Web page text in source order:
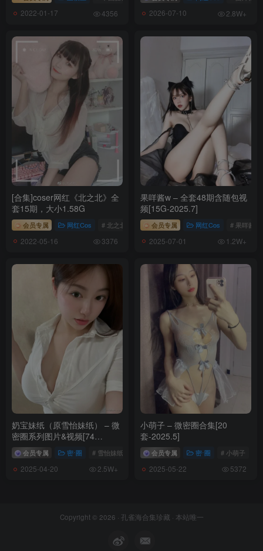
Natsuko夏夏子 – NO.070 一之濑明日奈女仆同人 [70P5V-465MB]
[1.28]
Natsuko夏夏子 – NO.070 蔚蓝档案 一之濑明日奈女仆同人[70P-
[1.25]
Natsuko夏夏子 – NO.069 小春日和[51P-1V-760.9M]
[1.23]
Natsuko夏夏子 – NO.068 白天蛾[61P-494.4M]
[1.22]
Natsuko夏夏子 – NO.066 女神异闻录 高卷杏[50P-351M]
[1.18]
Natsuko夏夏子 – NO.067 黑蝴蝶[62P-1V-751.5M]
Natsuko夏夏子 – NO.065 紫罗兰[43P-5V-409.7M]
[1.16]
Natsuko夏夏子 – NO.064 FGO 源赖光 僵尸同人[51P-409.7M]
Natsuko夏夏子 – NO.063 缪斯[86P-1V-925.4M]
[1.15]
Natsuko夏夏子 – NO.062 崩坏：星穹铁道 卡芙卡睡衣[34P-6V-
2022-01-17 4356 2026-07-10 2.8W+
[合集]coser网红《北之北》全
套15期，大小1.58G
会员专属 网红Cos # 北之北
2022-05-16 3376
果咩酱w – 全套48期含随包视
频[15G-2025.7]
会员专属 网红Cos # 果咩酱w
2025-07-01 1.2W+
奶宝妹纸（原雪怡妹纸） – 微
密圈系列图片&视频[74
套-2025.4]
会员专属 密⋅圈 # 雪怡妹纸 # 奶宝妹纸 # 奶宝妹纸微密圈
2025-04-20 2.5W+
小萌子 – 微密圈合集[20
套-2025.5]
会员专属 密⋅圈 # 小萌子
2025-05-22 5372
Copyright © 2026 · 孔雀海合集珍藏 · 本站唯一